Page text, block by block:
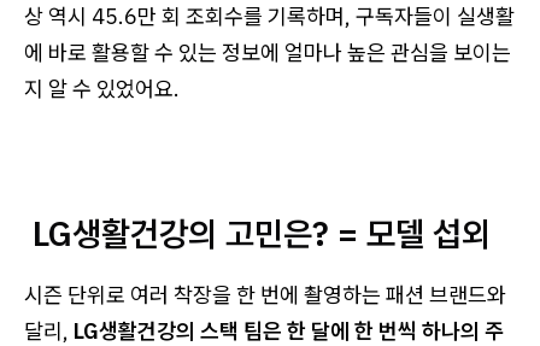
상 역시 45.6만 회 조회수를 기록하며, 구독자들이 실생활
에 바로 활용할 수 있는 정보에 얼마나 높은 관심을 보이는
지 알 수 있었어요.
LG생활건강의 고민은? = 모델 섭외
시즌 단위로 여러 착장을 한 번에 촬영하는 패션 브랜드와
달리, LG생활건강의 스택 팀은 한 달에 한 번씩 하나의 주